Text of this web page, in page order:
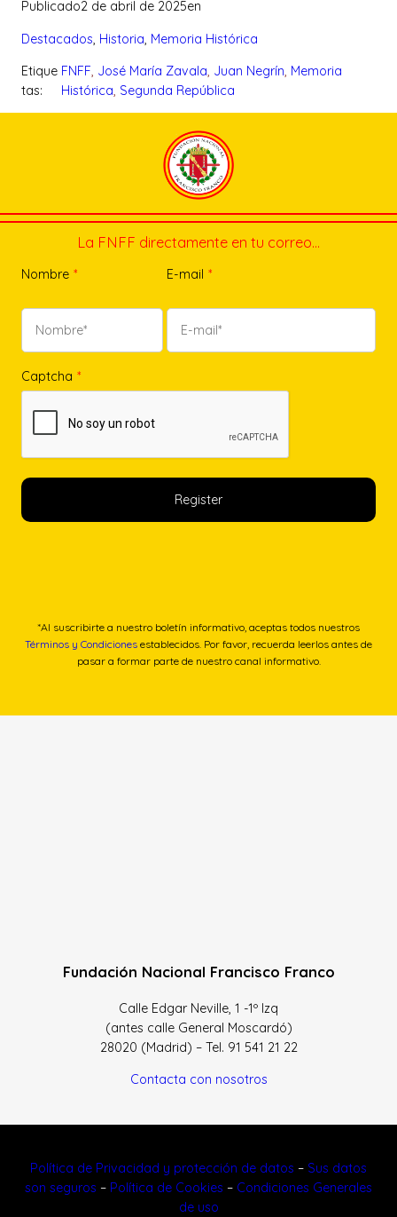
Publicado2 de abril de 2025en
Destacados, Historia, Memoria Histórica
Etique
tas:
FNFF, José María Zavala, Juan Negrín, Memoria
Histórica, Segunda República
La FNFF directamente en tu correo…
Nombre * E-mail *
Captcha *
*Al suscribirte a nuestro boletín informativo, aceptas todos nuestros
Términos y Condiciones establecidos. Por favor, recuerda leerlos antes de
pasar a formar parte de nuestro canal informativo.
Fundación Nacional Francisco Franco
Calle Edgar Neville, 1 -1º Izq
(antes calle General Moscardó)
28020 (Madrid) – Tel. 91 541 21 22
Contacta con nosotros
Política de Privacidad y protección de datos – Sus datos
son seguros – Política de Cookies – Condiciones Generales
de uso